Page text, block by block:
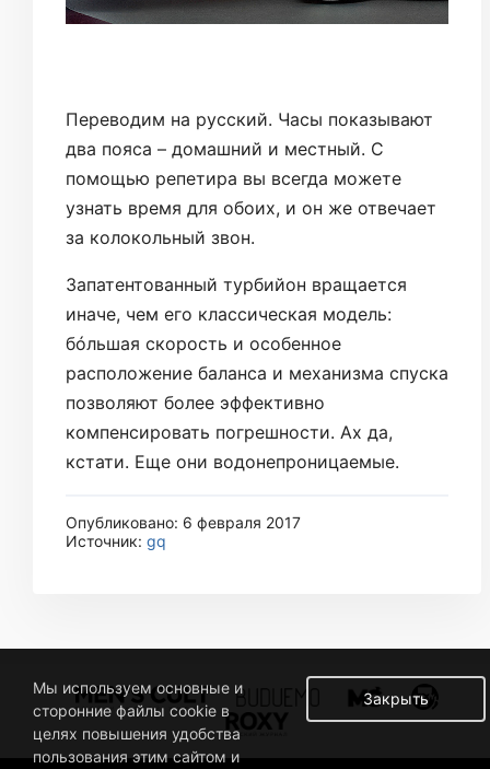
Переводим на русский. Часы показывают
два пояса – домашний и местный. С
помощью репетира вы всегда можете
узнать время для обоих, и он же отвечает
за колокольный звон.
Запатентованный турбийон вращается
иначе, чем его классическая модель:
бóльшая скорость и особенное
расположение баланса и механизма спуска
позволяют более эффективно
компенсировать погрешности. Ах да,
кстати. Еще они водонепроницаемые.
Опубликовано: 6 февраля 2017
Источник: gq
Закрыть
Мы используем основные и
сторонние файлы cookie в
целях повышения удобства
пользования этим сайтом и